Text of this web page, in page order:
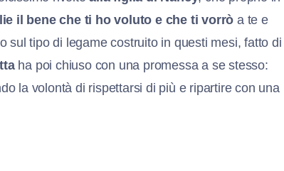
il bene che ti ho voluto e che ti vorrò a te e
sul tipo di legame costruito in questi mesi, fatto di
ha poi chiuso con una promessa a se stesso:
la volontà di rispettarsi di più e ripartire con una